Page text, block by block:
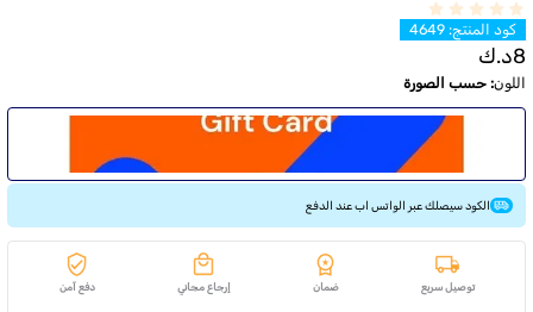
كود المنتج:
4649
8د.ك
اللون: حسب الصورة
الكود سيصلك عبر الواتس اب عند الدفع
توصيل سريع ضمان إرجاع مجاني دفع آمن